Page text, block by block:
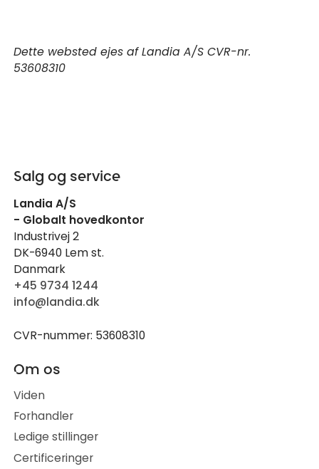
Dette websted ejes af Landia A/S CVR-nr.
53608310
Salg og service
Landia A/S
- Globalt hovedkontor
Industrivej 2
DK-6940 Lem st.
Danmark
+45 9734 1244
info@landia.dk
CVR-nummer: 53608310
Om os
Viden
Forhandler
Ledige stillinger
Certificeringer